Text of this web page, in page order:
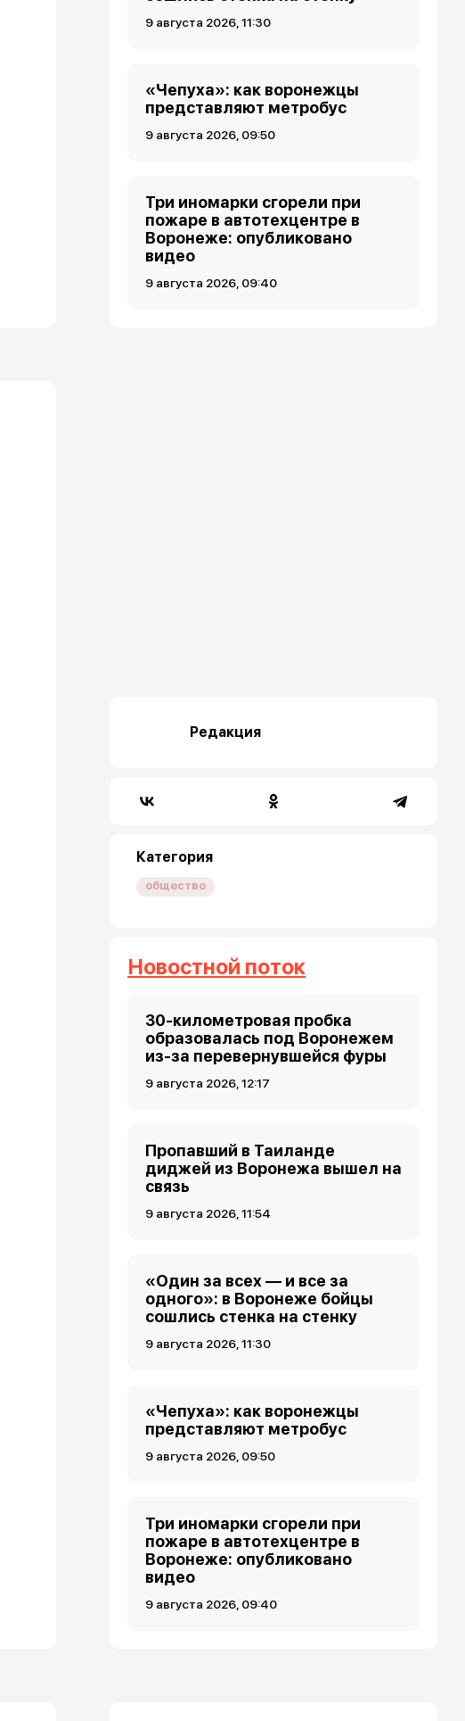
9 августа 2026, 11:30
«Чепуха»: как воронежцы
представляют метробус
9 августа 2026, 09:50
Три иномарки сгорели при
пожаре в автотехцентре в
Воронеже: опубликовано
видео
9 августа 2026, 09:40
Редакция
Категория
общество
Новостной поток
30-километровая пробка
образовалась под Воронежем
из-за перевернувшейся фуры
9 августа 2026, 12:17
Пропавший в Таиланде
диджей из Воронежа вышел на
связь
9 августа 2026, 11:54
«Один за всех — и все за
одного»: в Воронеже бойцы
сошлись стенка на стенку
9 августа 2026, 11:30
«Чепуха»: как воронежцы
представляют метробус
9 августа 2026, 09:50
Три иномарки сгорели при
пожаре в автотехцентре в
Воронеже: опубликовано
видео
9 августа 2026, 09:40